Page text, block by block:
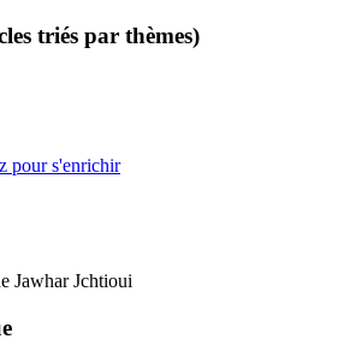
triés par thèmes)
Jawhar Jchtioui